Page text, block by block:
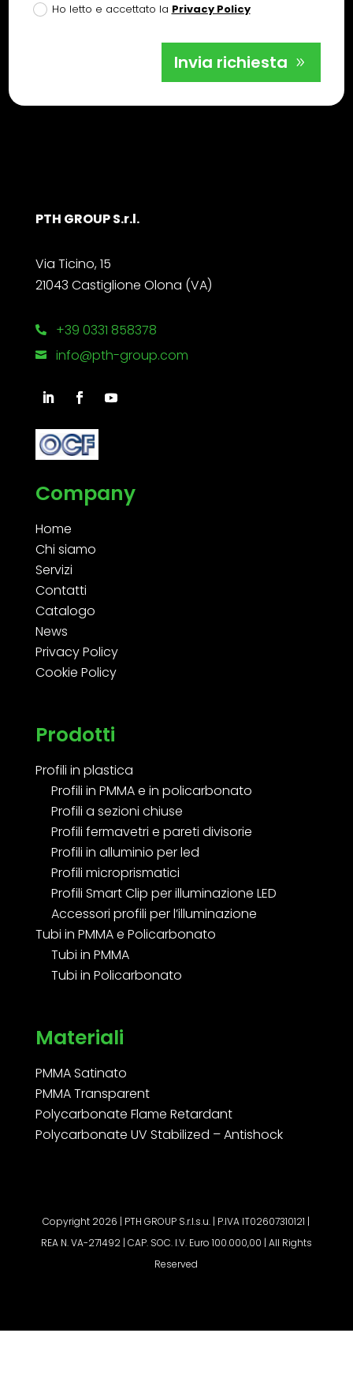
Ho letto e accettato la Privacy Policy
Invia richiesta
PTH GROUP S.r.l.
Via Ticino, 15
21043 Castiglione Olona (VA)
 +39 0331 858378
 info@pth-group.com
Company
Home
Chi siamo
Servizi
Contatti
Catalogo
News
Privacy Policy
Cookie Policy
Prodotti
Profili in plastica
Profili in PMMA e in policarbonato
Profili a sezioni chiuse
Profili fermavetri e pareti divisorie
Profili in alluminio per led
Profili microprismatici
Profili Smart Clip per illuminazione LED
Accessori profili per l’illuminazione
Tubi in PMMA e Policarbonato
Tubi in PMMA
Tubi in Policarbonato
Materiali
PMMA Satinato
PMMA Transparent
Polycarbonate Flame Retardant
Polycarbonate UV Stabilized – Antishock
Copyright 2026 | PTH GROUP S.r.l.s.u. | P.IVA IT02607310121 |
REA N. VA-271492 | CAP. SOC. I.V. Euro 100.000,00 | All Rights
Reserved